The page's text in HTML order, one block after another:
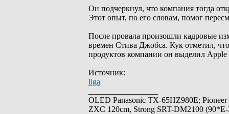
Он подчеркнул, что компания тогда
Этот опыт, по его словам, помог
После провала произошли кадровые
времен Стива Джобса. Кук отметил,
продуктов компании он выделил Apple
Источник:
liga
OLED Panasonic TX-65HZ980E;
ZXC 120cm, Strong SRT-DM2100